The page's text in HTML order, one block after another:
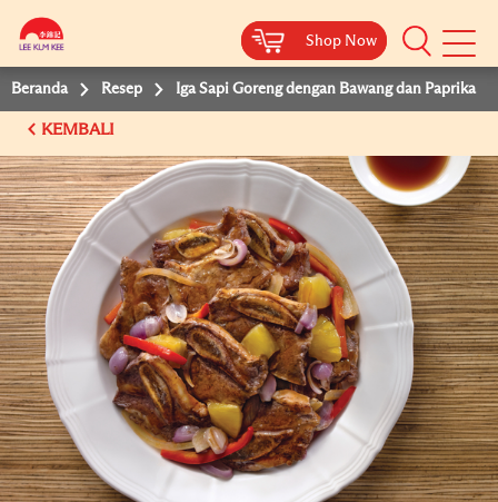
Shop Now
Shop Now
Beranda Resep Iga Sapi Goreng dengan Bawang dan Paprika
KEMBALI